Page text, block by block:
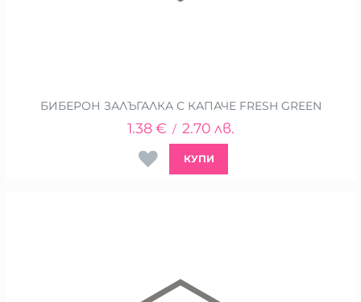
БИБЕРОН ЗАЛЪГАЛКА С КАПАЧЕ FRESH GREEN
1.38 € / 2.70 лв.
КУПИ